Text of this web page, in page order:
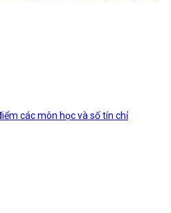
các môn học và số tín chỉ